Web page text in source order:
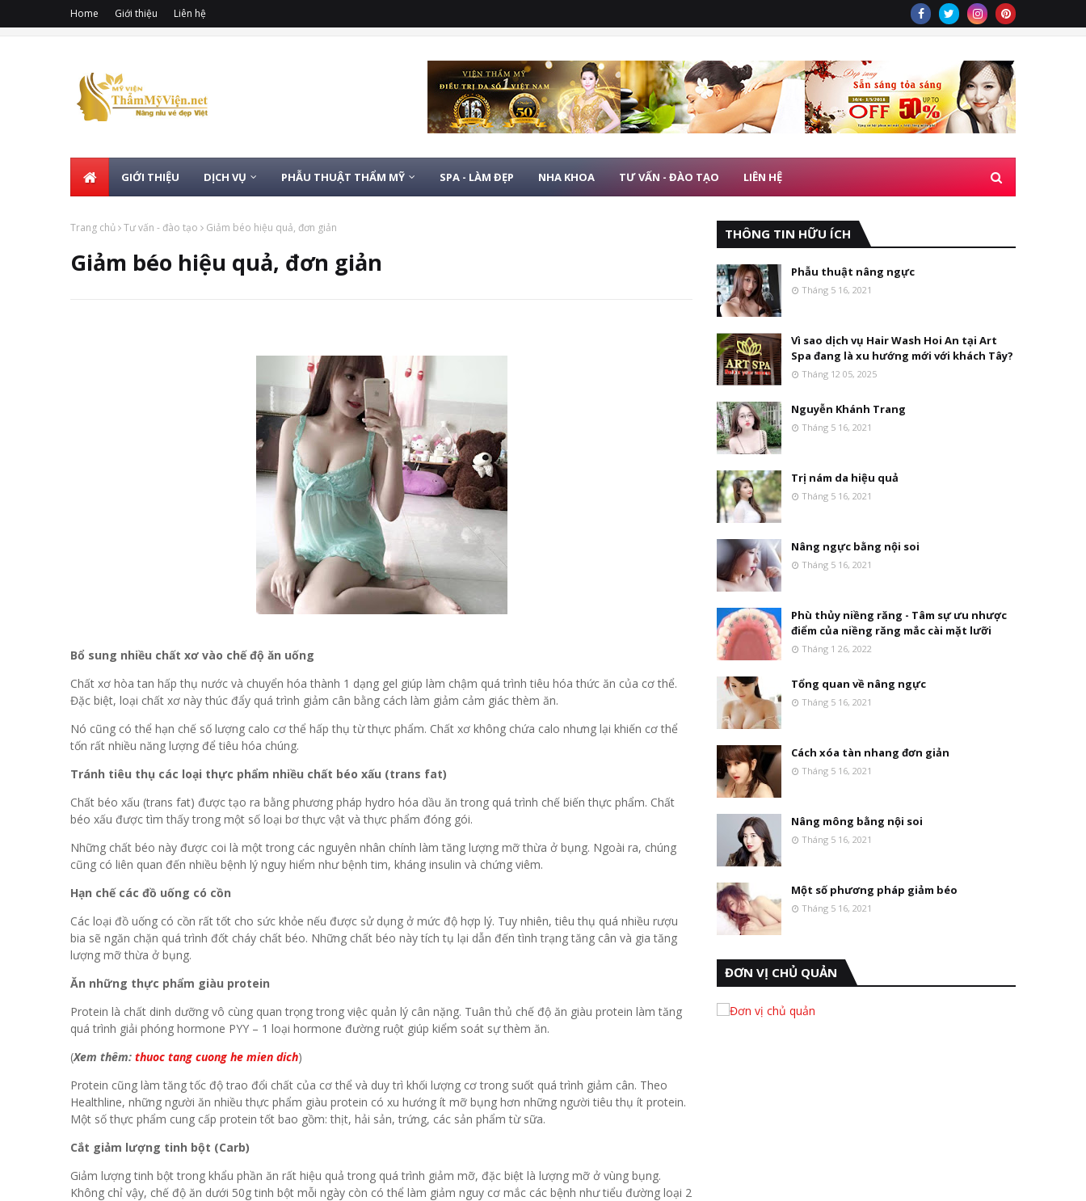
Home Giới thiệu Liên hệ
GIỚI THIỆU DỊCH VỤ PHẪU THUẬT THẨM MỸ SPA - LÀM ĐẸP NHA KHOA TƯ VẤN - ĐÀO TẠO LIÊN HỆ
Trang chủ Tư vấn - đào tạo Giảm béo hiệu quả, đơn giản
Giảm béo hiệu quả, đơn giản
Bổ sung nhiều chất xơ vào chế độ ăn uống
Chất xơ hòa tan hấp thụ nước và chuyển hóa thành 1 dạng gel giúp làm chậm quá trình tiêu hóa thức ăn của cơ thể.
Đặc biệt, loại chất xơ này thúc đẩy quá trình giảm cân bằng cách làm giảm cảm giác thèm ăn.
Nó cũng có thể hạn chế số lượng calo cơ thể hấp thụ từ thực phẩm. Chất xơ không chứa calo nhưng lại khiến cơ thể
tốn rất nhiều năng lượng để tiêu hóa chúng.
Tránh tiêu thụ các loại thực phẩm nhiều chất béo xấu (trans fat)
Chất béo xấu (trans fat) được tạo ra bằng phương pháp hydro hóa dầu ăn trong quá trình chế biến thực phẩm. Chất
béo xấu được tìm thấy trong một số loại bơ thực vật và thực phẩm đóng gói.
Những chất béo này được coi là một trong các nguyên nhân chính làm tăng lượng mỡ thừa ở bụng. Ngoài ra, chúng
cũng có liên quan đến nhiều bệnh lý nguy hiểm như bệnh tim, kháng insulin và chứng viêm.
Hạn chế các đồ uống có cồn
Các loại đồ uống có cồn rất tốt cho sức khỏe nếu được sử dụng ở mức độ hợp lý. Tuy nhiên, tiêu thụ quá nhiều rượu
bia sẽ ngăn chặn quá trình đốt cháy chất béo. Những chất béo này tích tụ lại dẫn đến tình trạng tăng cân và gia tăng
lượng mỡ thừa ở bụng.
Ăn những thực phẩm giàu protein
Protein là chất dinh dưỡng vô cùng quan trọng trong việc quản lý cân nặng. Tuân thủ chế độ ăn giàu protein làm tăng
quá trình giải phóng hormone PYY – 1 loại hormone đường ruột giúp kiểm soát sự thèm ăn.
(Xem thêm: thuoc tang cuong he mien dich)
Protein cũng làm tăng tốc độ trao đổi chất của cơ thể và duy trì khối lượng cơ trong suốt quá trình giảm cân. Theo
Healthline, những người ăn nhiều thực phẩm giàu protein có xu hướng ít mỡ bụng hơn những người tiêu thụ ít protein.
Một số thực phẩm cung cấp protein tốt bao gồm: thịt, hải sản, trứng, các sản phẩm từ sữa.
Cắt giảm lượng tinh bột (Carb)
Giảm lượng tinh bột trong khẩu phần ăn rất hiệu quả trong quá trình giảm mỡ, đặc biệt là lượng mỡ ở vùng bụng.
Không chỉ vậy, chế độ ăn dưới 50g tinh bột mỗi ngày còn có thể làm giảm nguy cơ mắc các bệnh như tiểu đường loại 2
THÔNG TIN HỮU ÍCH
Phẫu thuật nâng ngực
Tháng 5 16, 2021
Vì sao dịch vụ Hair Wash Hoi An tại Art
Spa đang là xu hướng mới với khách Tây?
Tháng 12 05, 2025
Nguyễn Khánh Trang
Tháng 5 16, 2021
Trị nám da hiệu quả
Tháng 5 16, 2021
Nâng ngực bằng nội soi
Tháng 5 16, 2021
Phù thủy niềng răng - Tâm sự ưu nhược
điểm của niềng răng mắc cài mặt lưỡi
Tháng 1 26, 2022
Tổng quan về nâng ngực
Tháng 5 16, 2021
Cách xóa tàn nhang đơn giản
Tháng 5 16, 2021
Nâng mông bằng nội soi
Tháng 5 16, 2021
Một số phương pháp giảm béo
Tháng 5 16, 2021
ĐƠN VỊ CHỦ QUẢN